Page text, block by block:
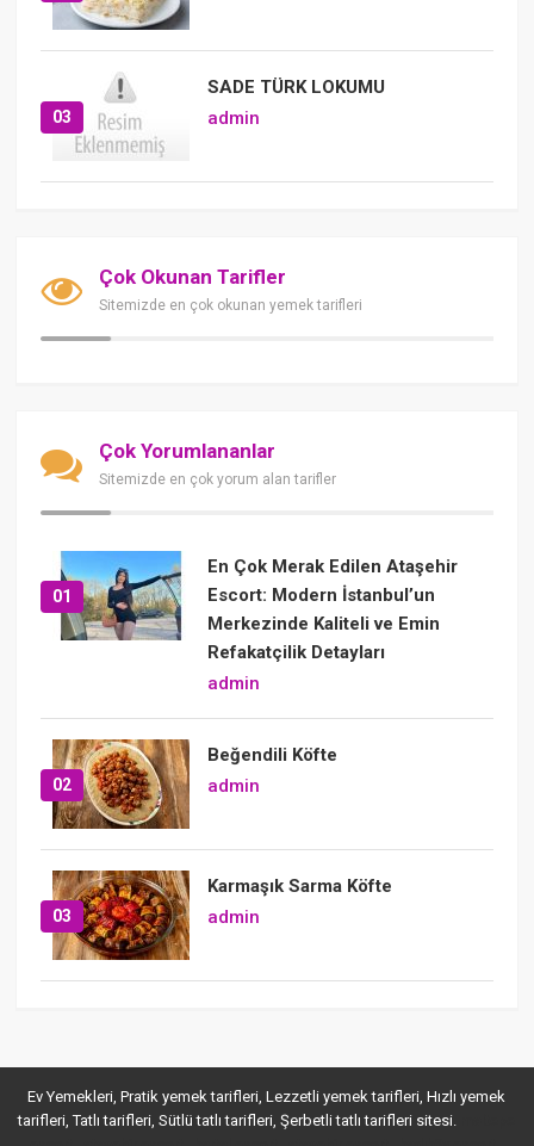
03
SADE TÜRK LOKUMU
admin
Çok Okunan Tarifler
Sitemizde en çok okunan yemek tarifleri
Çok Yorumlananlar
Sitemizde en çok yorum alan tarifler
01
En Çok Merak Edilen Ataşehir
Escort: Modern İstanbul’un
Merkezinde Kaliteli ve Emin
Refakatçilik Detayları
admin
02
Beğendili Köfte
admin
03
Karmaşık Sarma Köfte
admin
Ev Yemekleri, Pratik yemek tarifleri, Lezzetli yemek tarifleri, Hızlı yemek
tarifleri, Tatlı tarifleri, Sütlü tatlı tarifleri, Şerbetli tatlı tarifleri sitesi.